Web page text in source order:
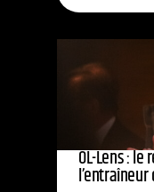
OL-Lens :